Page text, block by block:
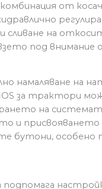
от
сливане на
под
намаляване на
за трактори
на
и присвояването
бутони, особено
подпомага